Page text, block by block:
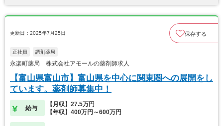
更新日：2025年7月25日 保存する
正社員 調剤薬局
永楽町薬局 株式会社アモールの薬剤師求人
【富山県富山市】富山県を中心に関東圏への展開をし
ています。薬剤師募集中！
給与
【月収】27.5万円
【年収】400万円～600万円